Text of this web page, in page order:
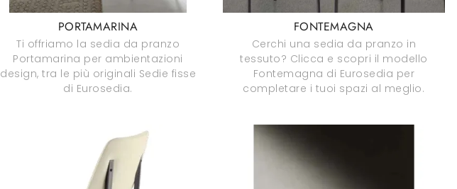
PORTAMARINA
Ti offriamo la sedia da pranzo
Portamarina per ambientazioni
design, tra le più originali Sedie fisse
di Eurosedia.
FONTEMAGNA
Cerchi una sedia da pranzo in
tessuto? Clicca e scopri il modello
Fontemagna di Eurosedia per
completare i tuoi spazi al meglio.